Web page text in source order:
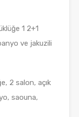
1
ve jakuzili
2 salon, açık
saouna,